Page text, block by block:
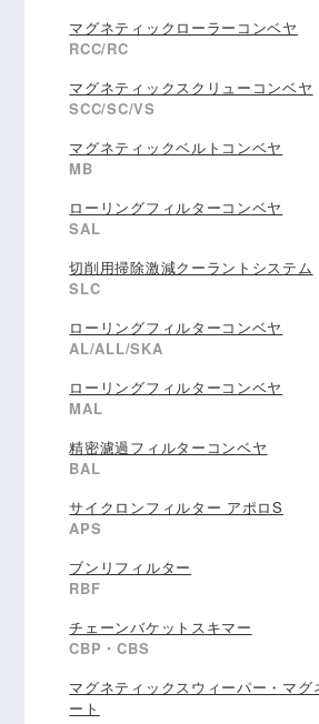
マグネティックローラーコンベヤ
RCC/RC
マグネティックスクリューコンベヤ
SCC/SC/VS
マグネティックベルトコンベヤ
MB
ローリングフィルターコンベヤ
SAL
切削用掃除激減クーラントシステム
SLC
ローリングフィルターコンベヤ
AL/ALL/SKA
ローリングフィルターコンベヤ
MAL
精密濾過フィルターコンベヤ
BAL
サイクロンフィルター アポロS
APS
ブンリフィルター
RBF
チェーンバケットスキマー
CBP・CBS
マグネティックスウィーパー・マグ
ート